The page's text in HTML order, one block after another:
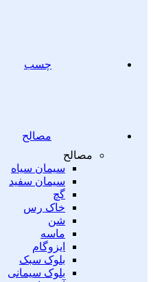
چسب
مصالح
مصالح
سیمان سیاه
سیمان سفید
گچ
خاک رس
شن
ماسه
ایزوگام
بلوک سبک
بلوک سیمانی